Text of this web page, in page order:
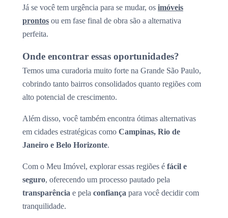
Já se você tem urgência para se mudar, os imóveis
prontos ou em fase final de obra são a alternativa
perfeita.
Onde encontrar essas oportunidades?
Temos uma curadoria muito forte na Grande São Paulo,
cobrindo tanto bairros consolidados quanto regiões com
alto potencial de crescimento.
Além disso, você também encontra ótimas alternativas
em cidades estratégicas como Campinas, Rio de
Janeiro e Belo Horizonte.
Com o Meu Imóvel, explorar essas regiões é fácil e
seguro, oferecendo um processo pautado pela
transparência e pela confiança para você decidir com
tranquilidade.